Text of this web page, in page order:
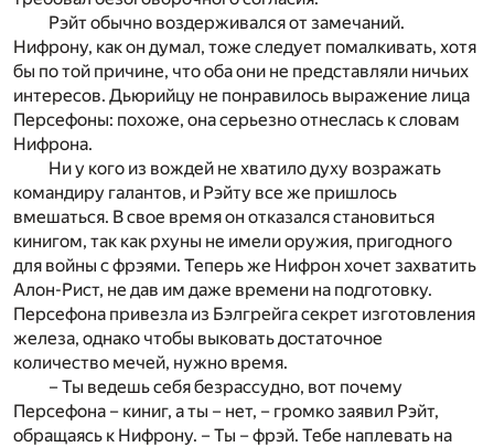
Рэйт обычно воздерживался от замечаний.
Нифрону, как он думал, тоже следует помалкивать, хотя
бы по той причине, что оба они не представляли ничьих
интересов. Дьюрийцу не понравилось выражение лица
Персефоны: похоже, она серьезно отнеслась к словам
Нифрона.
Ни у кого из вождей не хватило духу возражать
командиру галантов, и Рэйту все же пришлось
вмешаться. В свое время он отказался становиться
кинигом, так как рхуны не имели оружия, пригодного
для войны с фрэями. Теперь же Нифрон хочет захватить
Алон-Рист, не дав им даже времени на подготовку.
Персефона привезла из Бэлгрейга секрет изготовления
железа, однако чтобы выковать достаточное
количество мечей, нужно время.
– Ты ведешь себя безрассудно, вот почему
Персефона – киниг, а ты – нет, – громко заявил Рэйт,
обращаясь к Нифрону. – Ты – фрэй. Тебе наплевать на